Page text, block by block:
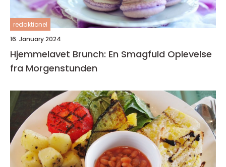
redaktionel
16. January 2024
Hjemmelavet Brunch: En Smagfuld Oplevelse
fra Morgenstunden